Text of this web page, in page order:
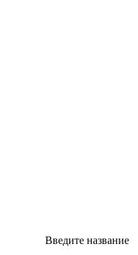
Введите название